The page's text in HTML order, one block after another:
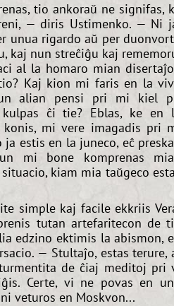
tio ankoraŭ ne signifas,
— diris Ustimenko. — Ni
unua rigardo aŭ per
kaj nun streĉiĝu kaj
al la homaro mian
Kaj kion mi faris en la
alian pensi pri mi kiel
ĉi tie? Eblas, ke en
mi vere imagadis pri
estis en la juneco, eĉ
mi bone komprenas
kiam mia taŭgeco
simple kaj facile ekkriis
tutan artefaritecon de
edzino ektimis la abismon,
— Stultaĵo, estas terure,
de ĉiaj meditoj pri
Certe, vi ne povas en
veturos en Moskvon...